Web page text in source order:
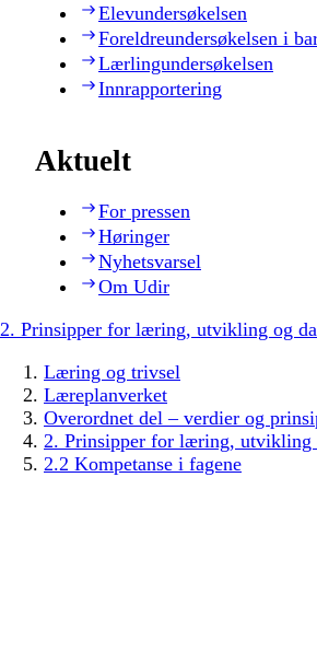
Elevundersøkelsen
Foreldreundersøkelsen i
Lærlingundersøkelsen
Innrapportering
Aktuelt
For pressen
Høringer
Nyhetsvarsel
Om Udir
2. Prinsipper for læring, utvikling og
Læring og trivsel
Læreplanverket
Overordnet del – verdier og
2. Prinsipper for læring, utvikling
2.2 Kompetanse i fagene